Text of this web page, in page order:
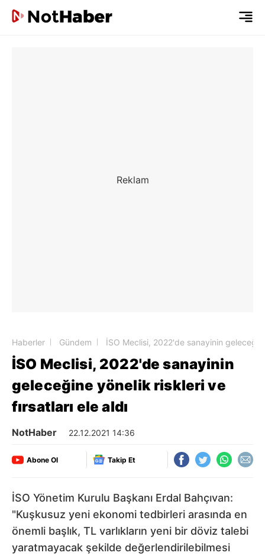
Haberler Gündem İSO Meclisi, 2022'de sanayinin
İSO Meclisi, 2022'de sanayinin
geleceğine yönelik riskleri ve
fırsatları ele aldı
NotHaber 22.12.2021 14:36
Abone Ol Takip Et
İSO Yönetim Kurulu Başkanı Erdal Bahçıvan:
"Kuşkusuz yeni ekonomi tedbirleri arasında en
önemli başlık, TL varlıkların yeni bir döviz talebi
yaratmayacak şekilde değerlendirilebilmesi